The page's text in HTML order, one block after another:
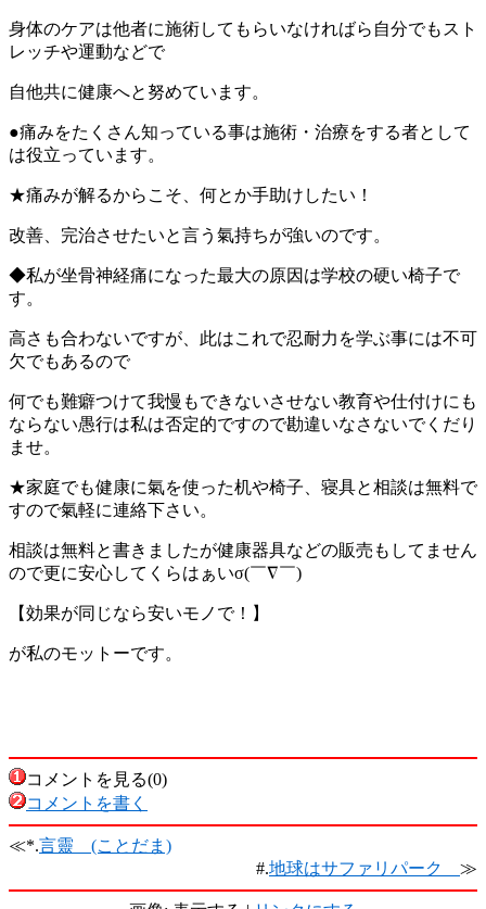
身体のケアは他者に施術してもらいなければら自分でもスト
レッチや運動などで
自他共に健康へと努めています。
●痛みをたくさん知っている事は施術・治療をする者として
は役立っています。
★痛みが解るからこそ、何とか手助けしたい！
改善、完治させたいと言う氣持ちが強いのです。
◆私が坐骨神経痛になった最大の原因は学校の硬い椅子で
す。
高さも合わないですが、此はこれで忍耐力を学ぶ事には不可
欠でもあるので
何でも難癖つけて我慢もできないさせない教育や仕付けにも
ならない愚行は私は否定的ですので勘違いなさないでくだり
ませ。
★家庭でも健康に氣を使った机や椅子、寝具と相談は無料で
すので氣軽に連絡下さい。
相談は無料と書きましたが健康器具などの販売もしてません
ので更に安心してくらはぁいσ(￣∇￣)
【効果が同じなら安いモノで！】
が私のモットーです。
コメントを見る(0)
コメントを書く
≪*.言靈 (ことだま)
#.地球はサファリパーク ≫